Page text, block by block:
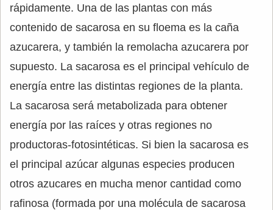
rápidamente. Una de las plantas con más
contenido de sacarosa en su floema es la caña
azucarera, y también la remolacha azucarera por
supuesto. La sacarosa es el principal vehículo de
energía entre las distintas regiones de la planta.
La sacarosa será metabolizada para obtener
energía por las raíces y otras regiones no
productoras-fotosintéticas. Si bien la sacarosa es
el principal azúcar algunas especies producen
otros azucares en mucha menor cantidad como
rafinosa (formada por una molécula de sacarosa